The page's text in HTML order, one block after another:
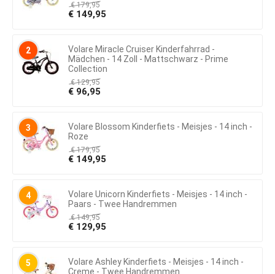
€179,95
€ 149,95
2
Volare Miracle Cruiser Kinderfahrrad -
Mädchen - 14 Zoll - Mattschwarz - Prime
Collection
€129,95
€ 96,95
3
Volare Blossom Kinderfiets - Meisjes - 14 inch -
Roze
€179,95
€ 149,95
4
Volare Unicorn Kinderfiets - Meisjes - 14 inch -
Paars - Twee Handremmen
€149,95
€ 129,95
5
Volare Ashley Kinderfiets - Meisjes - 14 inch -
Creme - Twee Handremmen